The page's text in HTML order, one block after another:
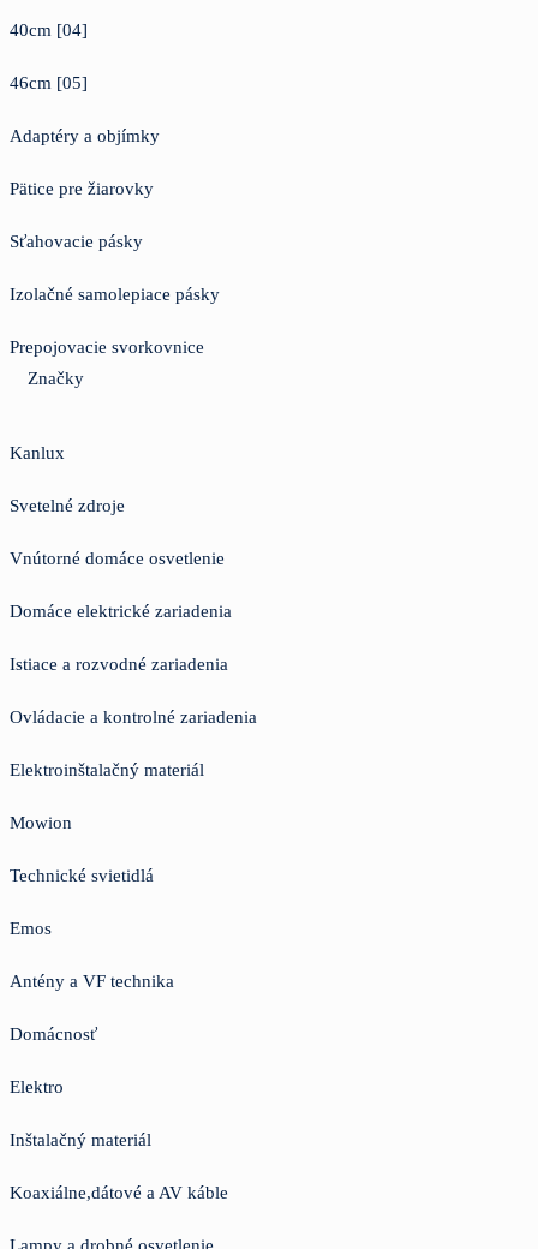
40cm [04]
46cm [05]
Adaptéry a objímky
Pätice pre žiarovky
Sťahovacie pásky
Izolačné samolepiace pásky
Prepojovacie svorkovnice
Značky
Kanlux
Svetelné zdroje
Vnútorné domáce osvetlenie
Domáce elektrické zariadenia
Istiace a rozvodné zariadenia
Ovládacie a kontrolné zariadenia
Elektroinštalačný materiál
Mowion
Technické svietidlá
Emos
Antény a VF technika
Domácnosť
Elektro
Inštalačný materiál
Koaxiálne,dátové a AV káble
Lampy a drobné osvetlenie